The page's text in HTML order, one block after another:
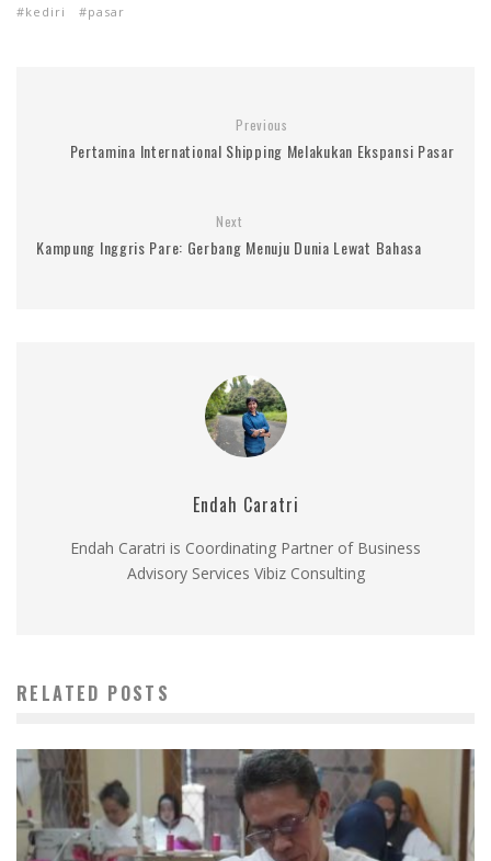
kediri pasar
Previous
Pertamina International Shipping Melakukan Ekspansi Pasar
Next
Kampung Inggris Pare: Gerbang Menuju Dunia Lewat Bahasa
Endah Caratri
Endah Caratri is Coordinating Partner of Business
Advisory Services Vibiz Consulting
RELATED POSTS